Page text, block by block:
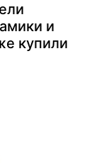
и
купили